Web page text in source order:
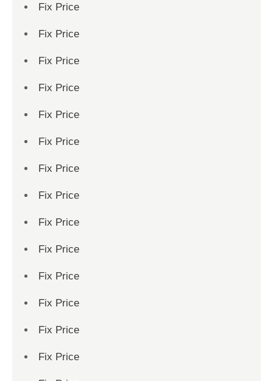
Fix Price
Fix Price
Fix Price
Fix Price
Fix Price
Fix Price
Fix Price
Fix Price
Fix Price
Fix Price
Fix Price
Fix Price
Fix Price
Fix Price